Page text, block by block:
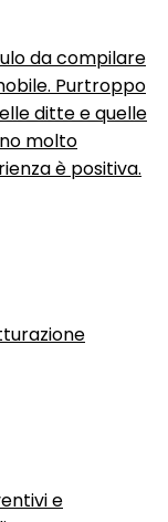
da compilare
Purtroppo
ditte e quelle
molto
è positiva.
e